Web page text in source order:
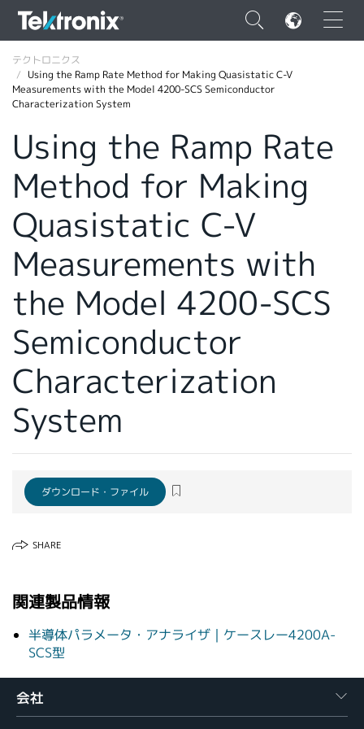
×
ENGLISH
FRANÇAIS
DEUTSCH
日本語
韓国語
繁體中文
テクトロニクス
Using the Ramp Rate Method for Making Quasistatic C-V
Measurements with the Model 4200-SCS Semiconductor
Characterization System
Using the Ramp Rate
Method for Making
Quasistatic C-V
Measurements with
the Model 4200-SCS
Semiconductor
Characterization
System
ダウンロード・ファイル
SHARE
関連製品情報
半導体パラメータ・アナライザ｜ケースレー4200A-
SCS型
会社